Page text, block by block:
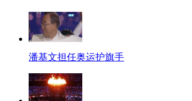
潘基文担任奥运护旗手